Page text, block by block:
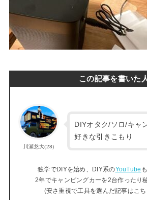
この記事を書いた
川瀬悠大(28)
DIYオタク/ソロ/キャ
好きな引きこもり
独学でDIYを始め、DIY系のYouTube
2年でキャンピングカーを2台作ったり
(安さ重視で工具を選んだ記事はこち